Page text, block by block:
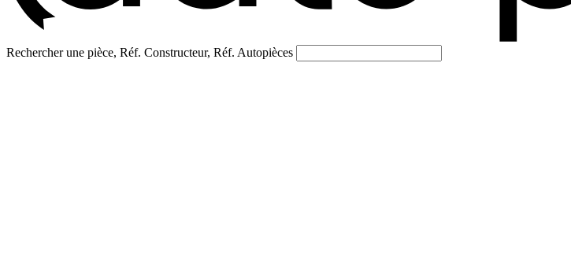
Rechercher une pièce, Réf. Constructeur, Réf. Autopièces